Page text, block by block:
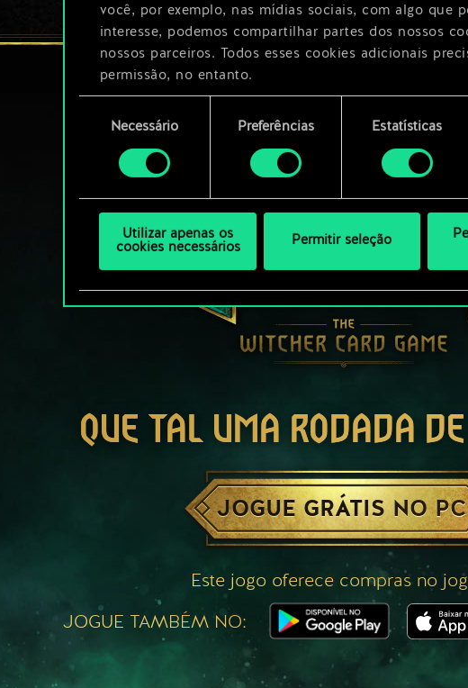
você, por exemplo, nas mídias sociais, com algo que
interesse, podemos compartilhar partes dos nossos
nossos parceiros. Todos esses cookies adicionais
permissão, no entanto.
Você encontrará todos os detalhes sobre o uso de
consentimento
Necessário Preferências Estatísticas
Utilizar apenas os
cookies necessários
Permitir seleção
QUE TAL UMA RODADA
JOGUE GRÁTIS NO PC
Este jogo oferece compras no
JOGUE TAMBÉM NO: